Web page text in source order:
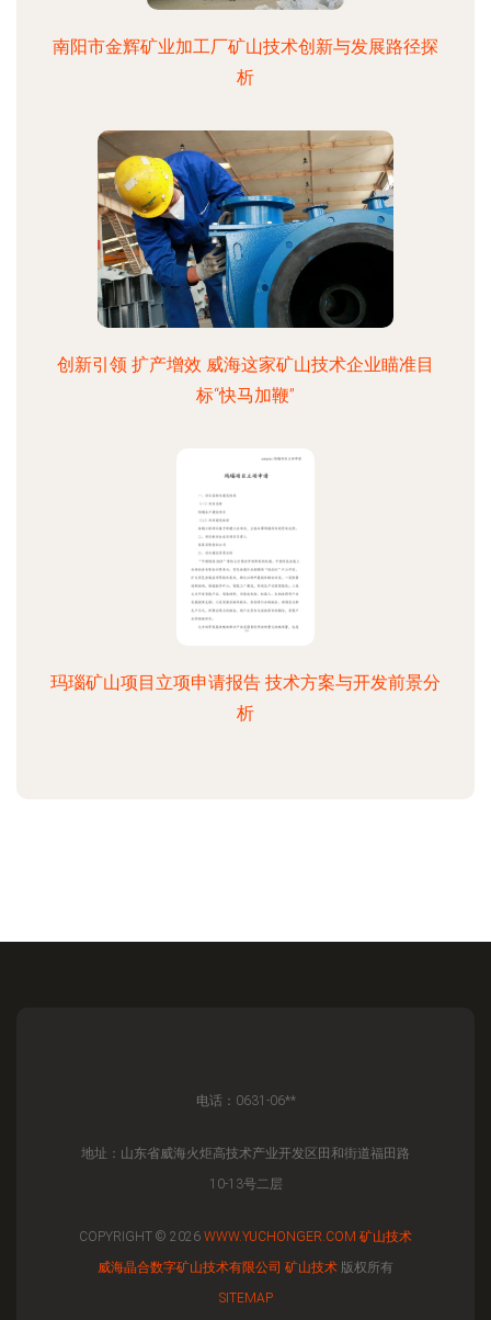
南阳市金辉矿业加工厂矿山技术创新与发展路径探
析
创新引领 扩产增效 威海这家矿山技术企业瞄准目
标“快马加鞭”
玛瑙矿山项目立项申请报告 技术方案与开发前景分
析
电话：0631-06**
地址：山东省威海火炬高技术产业开发区田和街道福田路
10-13号二层
COPYRIGHT © 2026 WWW.YUCHONGER.COM 矿山技术
威海晶合数字矿山技术有限公司 矿山技术 版权所有
SITEMAP